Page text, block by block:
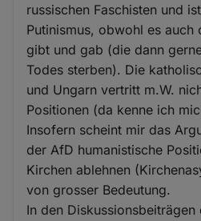
russischen Faschisten und
Putinismus, obwohl es
gibt und gab (die dann
Todes sterben). Die
und Ungarn vertritt m.W.
Positionen (da kenne ich
Insofern scheint mir das
der AfD humanistische
Kirchen ablehnen
von grosser Bedeutung.
In den